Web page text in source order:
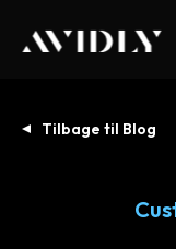
Tilbage til Blog